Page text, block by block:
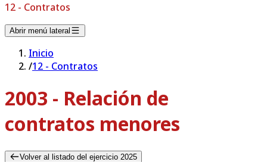
12 - Contratos
Abrir menú lateral
Inicio
/12 - Contratos
2003 - Relación de
contratos menores
Volver al listado del ejercicio 2025